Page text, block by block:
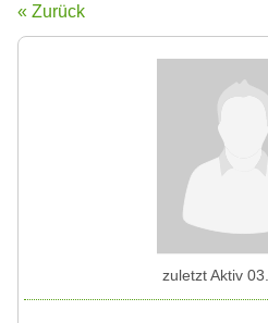
« Zurück
zuletzt Aktiv